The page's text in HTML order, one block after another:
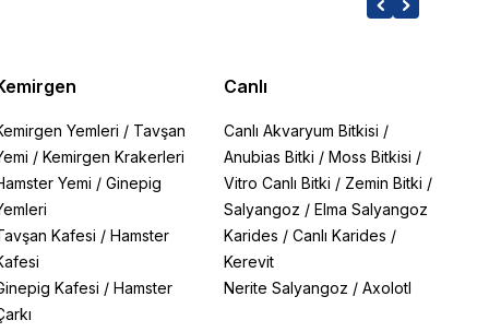
Yemleri / Tavşan
/ Kemirgen Krakerleri
Yemi / Ginepig
Kafesi / Hamster
Kafesi / Hamster
Canlı
Canlı Akvaryum Bitkisi /
Anubias Bitki /Moss Bitkisi /
Vitro Canlı Bitki / Zemin Bitki /
Salyangoz /Elma Salyangoz
Karides /Canlı Karides /
Kerevit
Nerite Salyangoz /Axolotl